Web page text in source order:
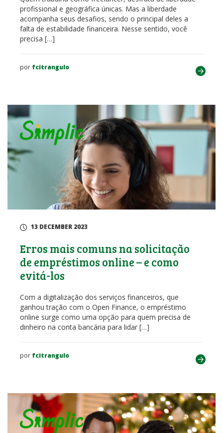
profissional e geográfica únicas. Mas a liberdade
acompanha seus desafios, sendo o principal deles a
falta de estabilidade financeira. Nesse sentido, você
precisa […]
por fcitrangulo
13 DECEMBER 2023
Erros mais comuns na solicitação
de empréstimos online – e como
evitá-los
Com a digitalização dos serviços financeiros, que
ganhou tração com o Open Finance, o empréstimo
online surge como uma opção para quem precisa de
dinheiro na conta bancária para lidar […]
por fcitrangulo